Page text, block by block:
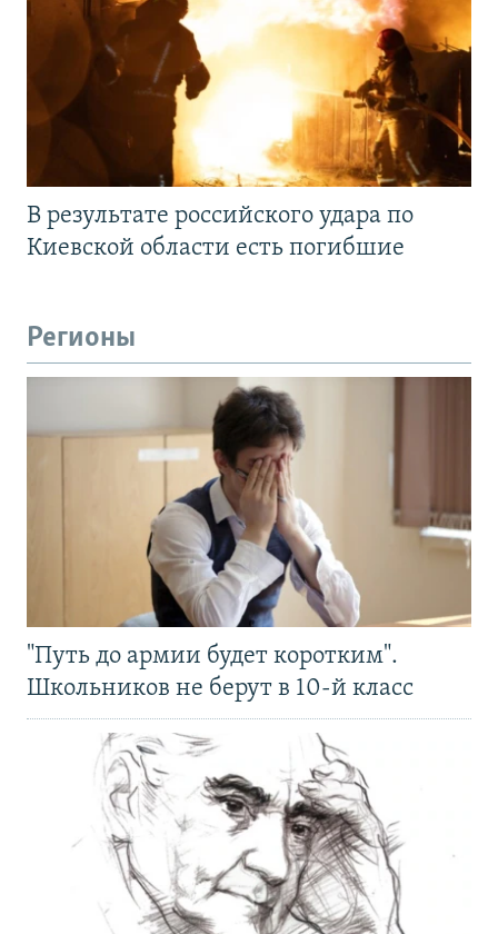
В результате российского удара по
Киевской области есть погибшие
Регионы
"Путь до армии будет коротким".
Школьников не берут в 10-й класс